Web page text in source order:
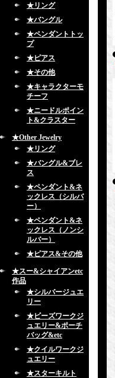
★リング
★バングル
★ペンダントトッ
プ
★ピアス
★その他
★キャラクターモ
チーフ
★ニードルポイン
ト&クラスター
★Other Jewelry
★リング
★バングル&ブレ
ス
★ペンダント&ネ
ックレス（シルバ
ー）
★ペンダント&ネ
ックレス（ノンシ
ルバー）
★ピアス&その他
★スー&シャイアンetc
作品
★シルバージュエ
リー
★ビーズワークジ
ュエリー&ポーチ
バッグ&etc
★クイルワークジ
ュエリー
★スターキルト